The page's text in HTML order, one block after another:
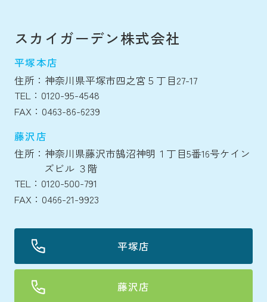
スカイガーデン株式会社
平塚本店
住所：神奈川県平塚市四之宮５丁目27-17
TEL：0120-95-4548
FAX：0463-86-6239
藤沢店
住所：神奈川県藤沢市鵠沼神明１丁目5番16号ケイン
ズビル ３階
TEL：0120-500-791
FAX：0466-21-9923
平塚店
藤沢店